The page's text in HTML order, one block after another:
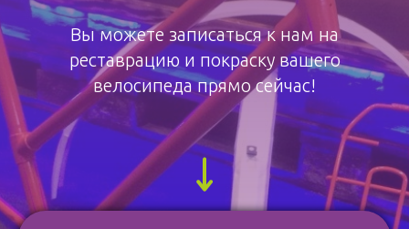
Вы можете записаться к нам на
реставрацию и покраску вашего
велосипеда прямо сейчас!